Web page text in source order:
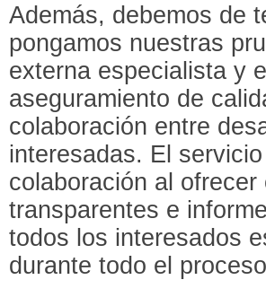
Además, debemos de
pongamos nuestras
externa especialista y
aseguramiento de
colaboración entre
interesadas. El
colaboración al
transparentes e
todos los interesados
durante todo el